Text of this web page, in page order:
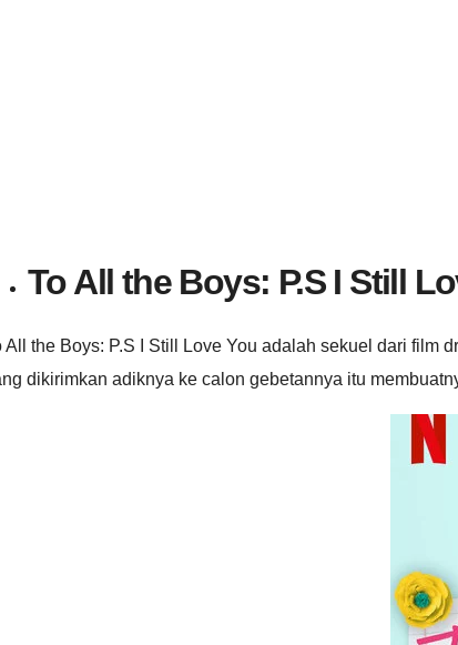
To All the Boys: P.S I Still
All the Boys: P.S I Still Love You adalah sekuel dari film
dikirimkan adiknya ke calon gebetannya itu